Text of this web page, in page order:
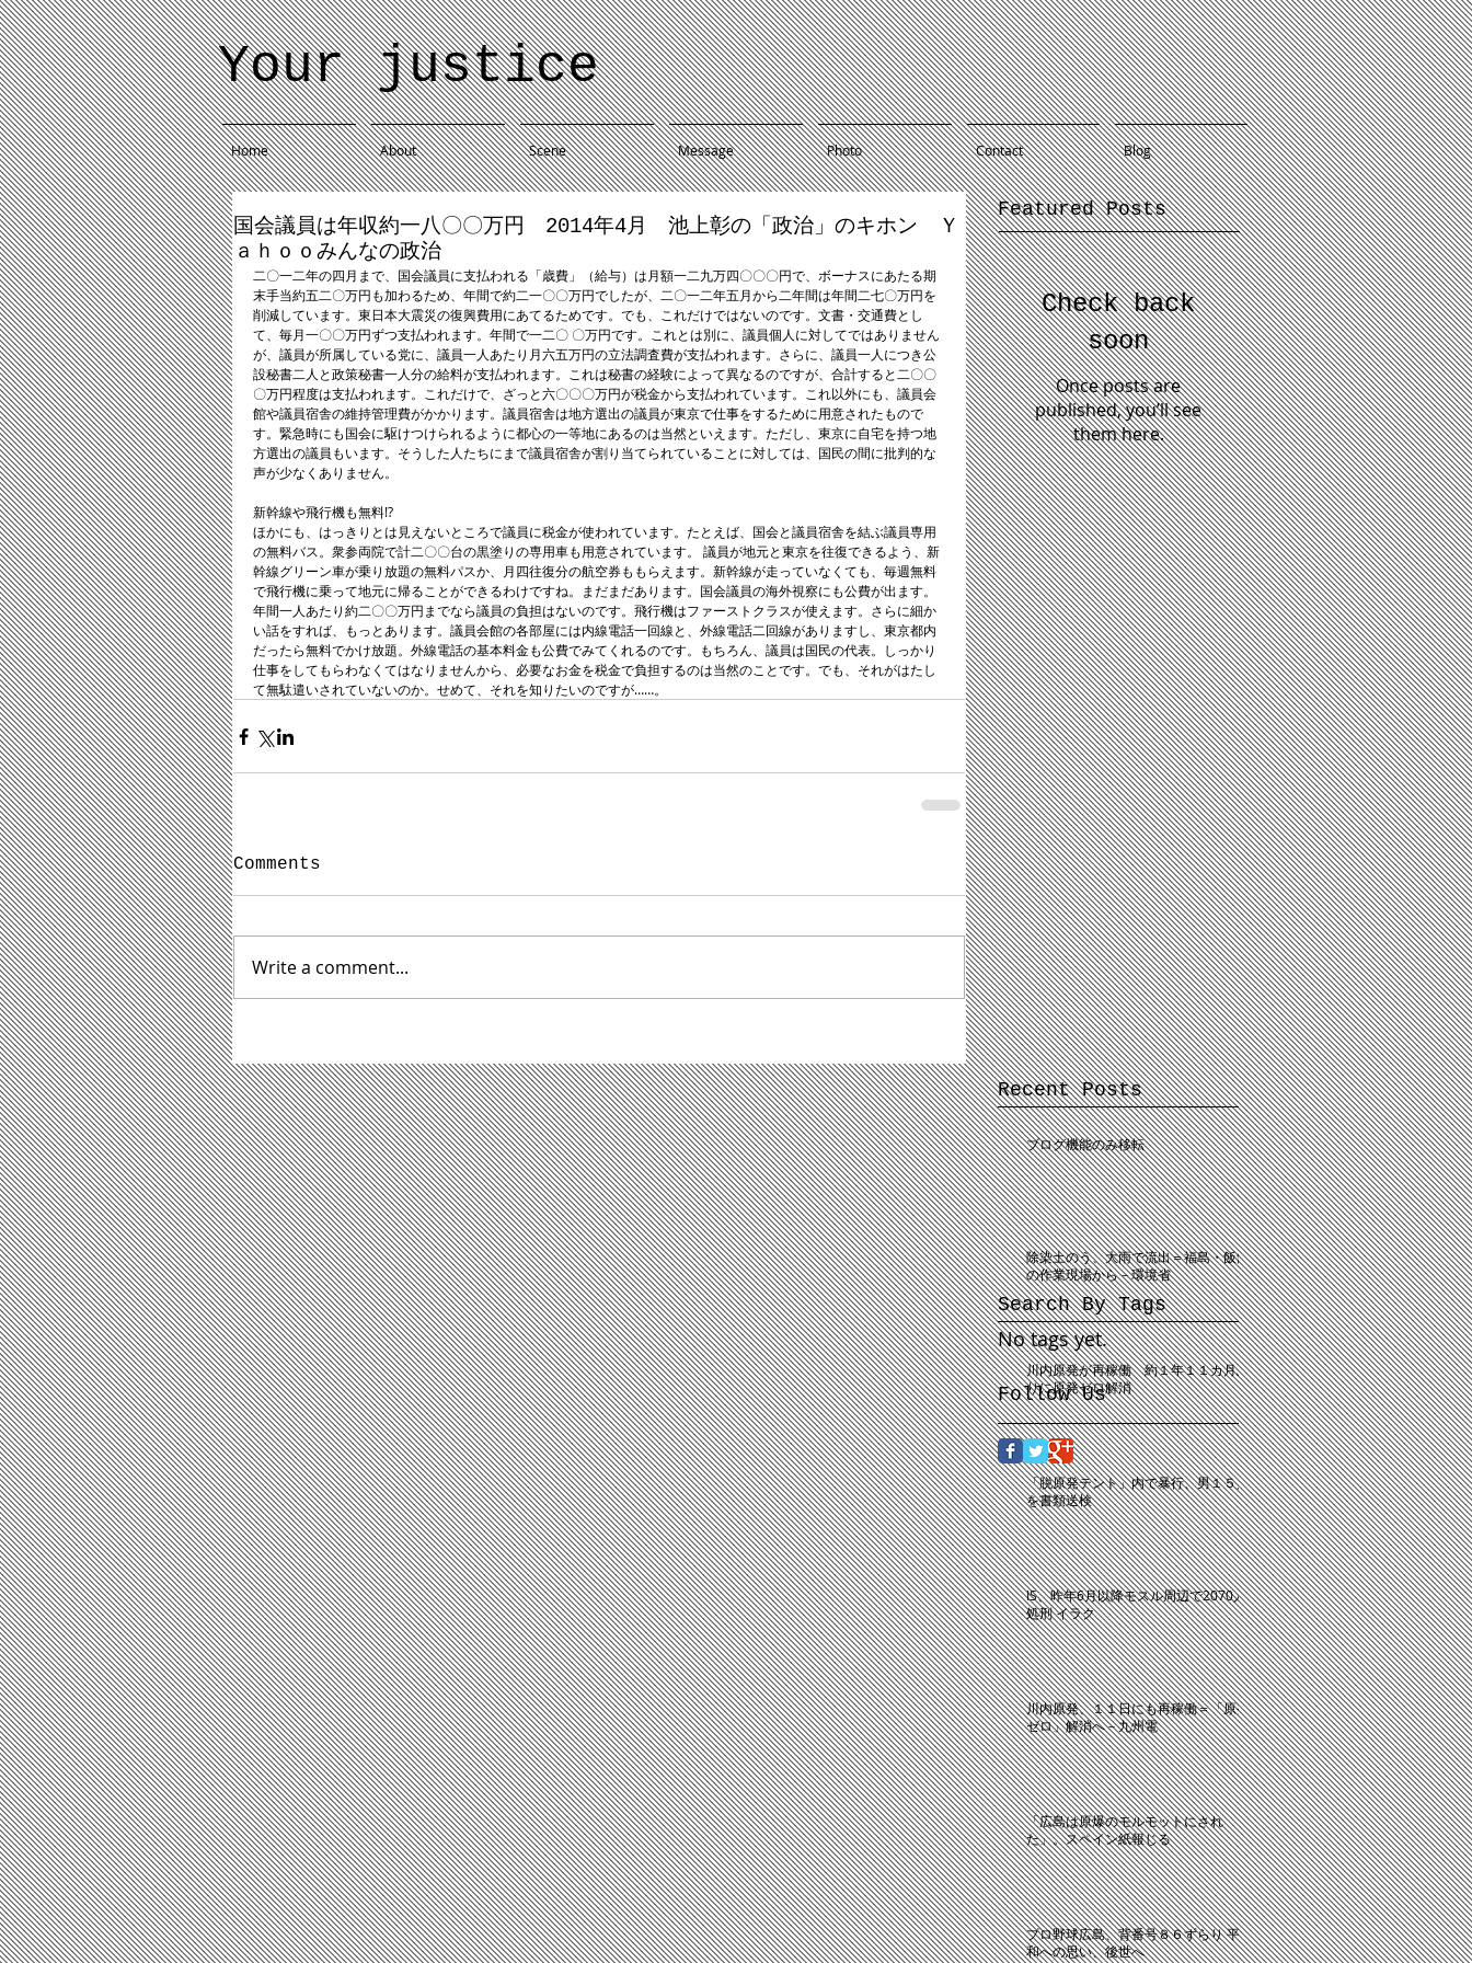
Your justice
Home About Scene Message Photo Contact Blog
国会議員は年収約一八〇〇万円 2014年4月 池上彰の「政治」のキホン Ｙ
ａｈｏｏみんなの政治
二〇一二年の四月まで、国会議員に支払われる「歳費」（給与）は月額一二九万四〇〇〇円で、ボーナスにあたる期
末手当約五二〇万円も加わるため、年間で約二一〇〇万円でしたが、二〇一二年五月から二年間は年間二七〇万円を
削減しています。東日本大震災の復興費用にあてるためです。でも、これだけではないのです。文書・交通費とし
て、毎月一〇〇万円ずつ支払われます。年間で一二〇 〇万円です。これとは別に、議員個人に対してではありません
が、議員が所属している党に、議員一人あたり月六五万円の立法調査費が支払われます。さらに、議員一人につき公
設秘書二人と政策秘書一人分の給料が支払われます。これは秘書の経験によって異なるのですが、合計すると二〇〇
〇万円程度は支払われます。これだけで、ざっと六〇〇〇万円が税金から支払われています。これ以外にも、議員会
館や議員宿舎の維持管理費がかかります。議員宿舎は地方選出の議員が東京で仕事をするために用意されたもので
す。緊急時にも国会に駆けつけられるように都心の一等地にあるのは当然といえます。ただし、東京に自宅を持つ地
方選出の議員もいます。そうした人たちにまで議員宿舎が割り当てられていることに対しては、国民の間に批判的な
声が少なくありません。
新幹線や飛行機も無料!?
ほかにも、はっきりとは見えないところで議員に税金が使われています。たとえば、国会と議員宿舎を結ぶ議員専用
の無料バス。衆参両院で計二〇〇台の黒塗りの専用車も用意されています。 議員が地元と東京を往復できるよう、新
幹線グリーン車が乗り放題の無料パスか、月四往復分の航空券ももらえます。新幹線が走っていなくても、毎週無料
で飛行機に乗って地元に帰ることができるわけですね。まだまだあります。国会議員の海外視察にも公費が出ます。
年間一人あたり約二〇〇万円までなら議員の負担はないのです。飛行機はファーストクラスが使えます。さらに細か
い話をすれば、もっとあります。議員会館の各部屋には内線電話一回線と、外線電話二回線がありますし、東京都内
だったら無料でかけ放題。外線電話の基本料金も公費でみてくれるのです。もちろん、議員は国民の代表。しっかり
仕事をしてもらわなくてはなりませんから、必要なお金を税金で負担するのは当然のことです。でも、それがはたし
て無駄遣いされていないのか。せめて、それを知りたいのですが……。
Comments
Write a comment...
Featured Posts
Check back
soon
Once posts are
published, you’ll see
them here.
Recent Posts
Follow Us
No tags yet.
Search By Tags
ブログ機能のみ移転
除染土のう、大雨で流出＝福島・飯舘
の作業現場から－環境省
川内原発が再稼働 約１年１１カ月ぶ
りに原発ゼロ解消
「脱原発テント」内で暴行、男１５人
を書類送検
IS、昨年6月以降モスル周辺で2070人
処刑 イラク
川内原発、１１日にも再稼働＝「原発
ゼロ」解消へ－九州電
「広島は原爆のモルモットにされ
た」。スペイン紙報じる
プロ野球広島、背番号８６ずらり 平
和への思い、後世へ